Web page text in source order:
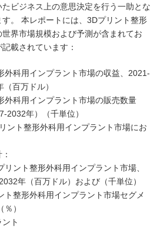
ビジネス上の意思決定を行う一助とな
。 本レポートには、3Dプリント整形
界市場規模および予測が含まれてお
載されています：
外科用インプラント市場の収益、2021-
百万ドル）
外科用インプラント市場の販売数量
2032年）（千単位）
ント整形外科用インプラント市場にお
ント整形外科用インプラント市場、
年（百万ドル）および（千単位）
ト整形外科用インプラント市場セグメ
）
ト